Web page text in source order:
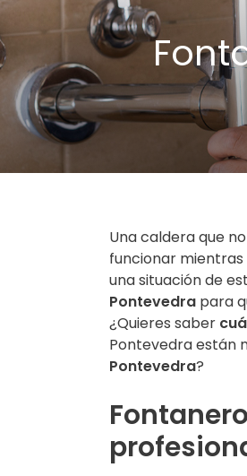
Una caldera que
funcionar
una situación de
Pontevedra para
¿Quieres saber
Pontevedra están
Pontevedra?